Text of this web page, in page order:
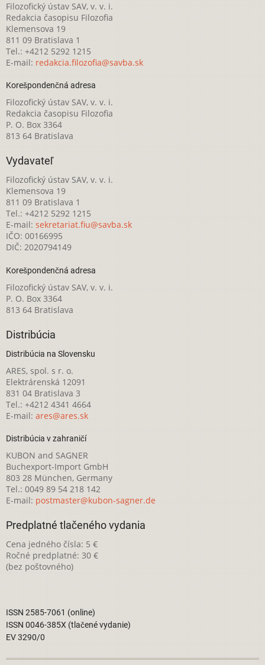
Filozofický ústav SAV, v. v. i.
Redakcia časopisu Filozofia
Klemensova 19
811 09 Bratislava 1
Tel.: +4212 5292 1215
E-mail: redakcia.filozofia@savba.sk
Korešpondenčná adresa
Filozofický ústav SAV, v. v. i.
Redakcia časopisu Filozofia
P. O. Box 3364
813 64 Bratislava
Vydavateľ
Filozofický ústav SAV, v. v. i.
Klemensova 19
811 09 Bratislava 1
Tel.: +4212 5292 1215
E-mail: sekretariat.fiu@savba.sk
IČO: 00166995
DIČ: 2020794149
Korešpondenčná adresa
Filozofický ústav SAV, v. v. i.
P. O. Box 3364
813 64 Bratislava
Distribúcia
Distribúcia na Slovensku
ARES, spol. s r. o.
Elektrárenská 12091
831 04 Bratislava 3
Tel.: +4212 4341 4664
E-mail: ares@ares.sk
Distribúcia v zahraničí
KUBON and SAGNER
Buchexport-Import GmbH
803 28 München, Germany
Tel.: 0049 89 54 218 142
E-mail: postmaster@kubon-sagner.de
Predplatné tlačeného vydania
Cena jedného čísla: 5 €
Ročné predplatné: 30 €
(bez poštovného)
ISSN 2585-7061 (online)
ISSN 0046-385X (tlačené vydanie)
EV 3290/0